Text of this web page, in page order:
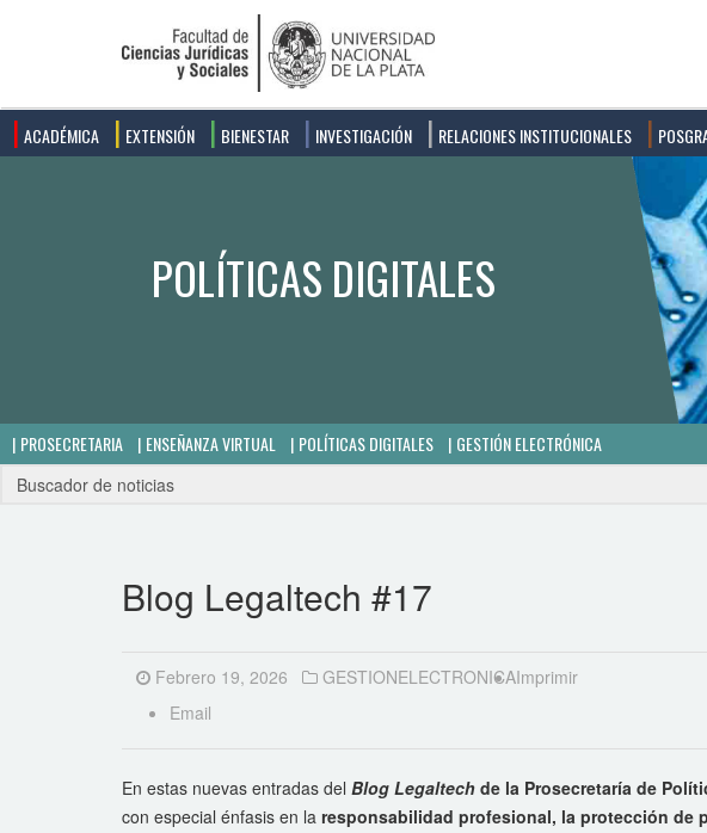
ACADÉMICA EXTENSIÓN BIENESTAR INVESTIGACIÓN RELACIONES INSTITUCIONALES
PROSECRETARIA ENSEÑANZA VIRTUAL POLÍTICAS DIGITALES GESTIÓN ELECTRÓNICA
Blog Legaltech #17
Febrero 19, 2026 GESTIONELECTRONICAImprimir
Email
En estas nuevas entradas del Blog Legaltech de la Prosecretaría de
con especial énfasis en la responsabilidad profesional, la protección de